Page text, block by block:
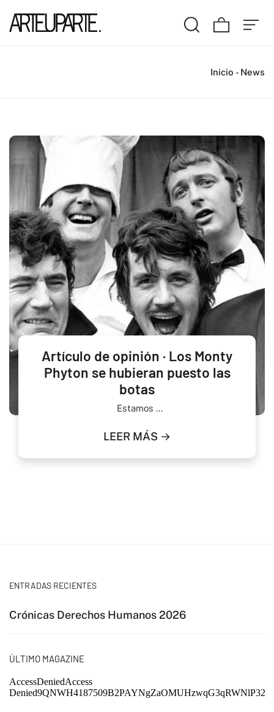
Inicio - News
Artículo de opinión · Los Monty
Phyton se hubieran puesto las
botas
Estamos ...
LEER MÁS →
ENTRADAS RECIENTES
Crónicas Derechos Humanos 2026
ÚLTIMO MAGAZINE